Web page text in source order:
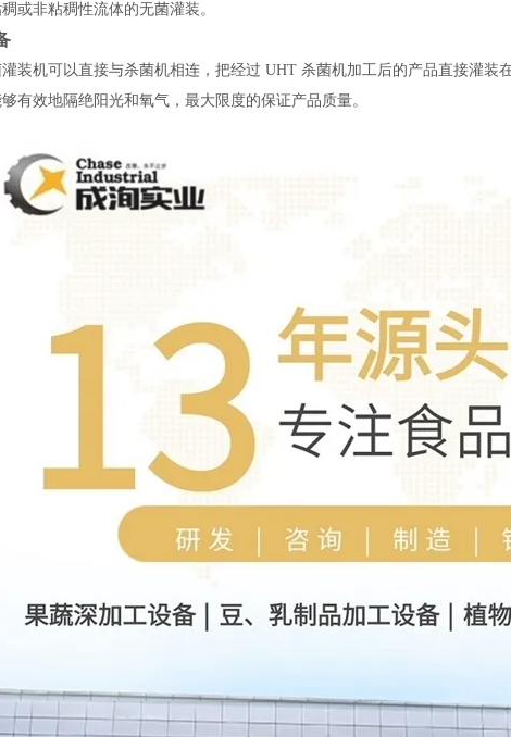
或非粘稠性流体的无菌灌装。
机可以直接与杀菌机相连，把经过 UHT 杀菌机加工后的产品直接灌装
有效地隔绝阳光和氧气，最大限度的保证产品质量。